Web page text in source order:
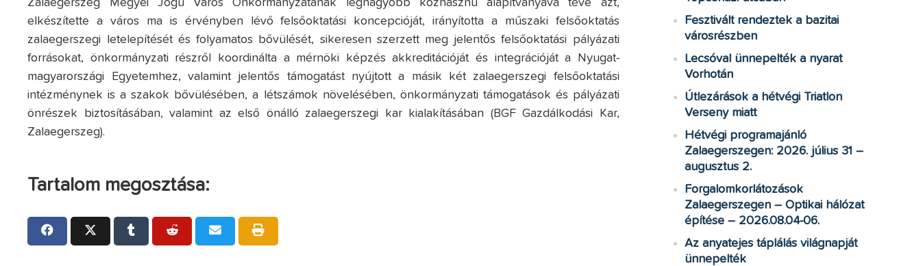
Zalaegerszeg Megyei Jogú Város Önkormányzatának legnagyobb közhasznú alapítványává téve azt,
elkészítette a város ma is érvényben lévő felsőoktatási koncepcióját, irányította a műszaki felsőoktatás
zalaegerszegi letelepítését és folyamatos bővülését, sikeresen szerzett meg jelentős felsőoktatási pályázati
forrásokat, önkormányzati részről koordinálta a mérnöki képzés akkreditációját és integrációját a Nyugat-
magyarországi Egyetemhez, valamint jelentős támogatást nyújtott a másik két zalaegerszegi felsőoktatási
intézménynek is a szakok bővülésében, a létszámok növelésében, önkormányzati támogatások és pályázati
önrészek biztosításában, valamint az első önálló zalaegerszegi kar kialakításában (BGF Gazdálkodási Kar,
Zalaegerszeg).
Tartalom megosztása:
Fesztivált rendeztek a bazitai
városrészben
Lecsóval ünnepelték a nyarat
Vorhotán
Útlezárások a hétvégi Triatlon
Verseny miatt
Hétvégi programajánló
Zalaegerszegen: 2026. július 31 –
augusztus 2.
Forgalomkorlátozások
Zalaegerszegen – Optikai hálózat
építése – 2026.08.04-06.
Az anyatejes táplálás világnapját
ünnepelték